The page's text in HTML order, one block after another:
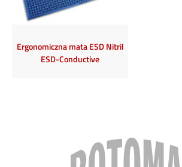
Ergonomiczna mata ESD Nitril
ESD-Conductive